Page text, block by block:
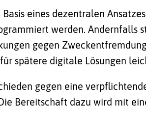
eines dezentralen
werden. Andernfalls
gegen
spätere digitale Lösungen
gegen eine
Bereitschaft dazu wird mit